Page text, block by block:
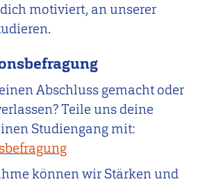
motiviert, an unserer
Abschluss gemacht oder
Teile uns deine
Studiengang mit:
können wir Stärken und